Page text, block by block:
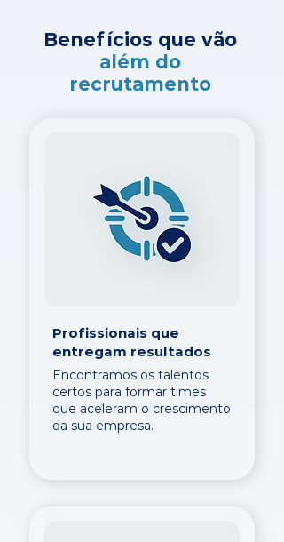
Benefícios que vão
além do
recrutamento
Profissionais que
entregam resultados
Encontramos os talentos
certos para formar times
que aceleram o crescimento
da sua empresa.